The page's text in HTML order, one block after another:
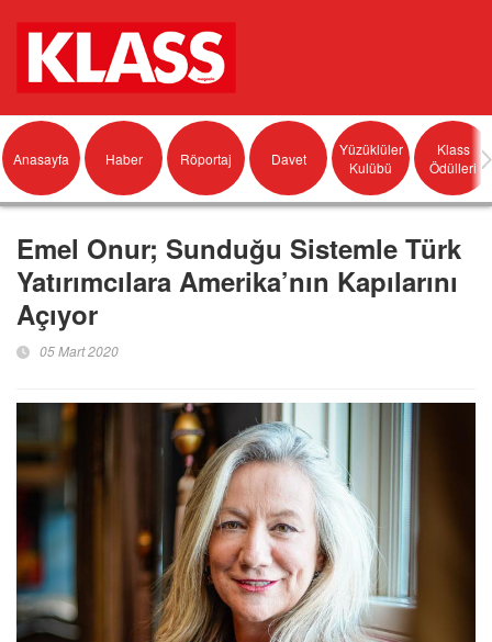
Anasayfa Haber Röportaj Davet
Yüzüklüler
Kulübü
Klass
Ödülleri
Emel Onur; Sunduğu Sistemle Türk
Yatırımcılara Amerika’nın Kapılarını
Açıyor
05 Mart 2020